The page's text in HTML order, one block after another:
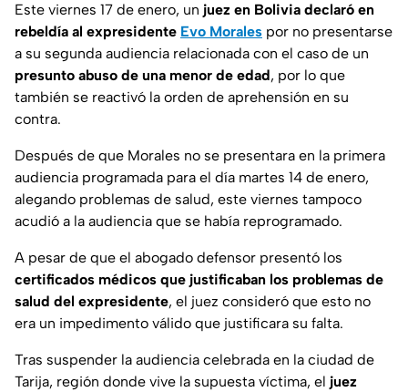
Este viernes 17 de enero, un juez en Bolivia declaró en
rebeldía al expresidente Evo Morales por no presentarse
a su segunda audiencia relacionada con el caso de un
presunto abuso de una menor de edad, por lo que
también se reactivó la orden de aprehensión en su
contra.
Después de que Morales no se presentara en la primera
audiencia programada para el día martes 14 de enero,
alegando problemas de salud, este viernes tampoco
acudió a la audiencia que se había reprogramado.
A pesar de que el abogado defensor presentó los
certificados médicos que justificaban los problemas de
salud del expresidente, el juez consideró que esto no
era un impedimento válido que justificara su falta.
Tras suspender la audiencia celebrada en la ciudad de
Tarija, región donde vive la supuesta víctima, el juez